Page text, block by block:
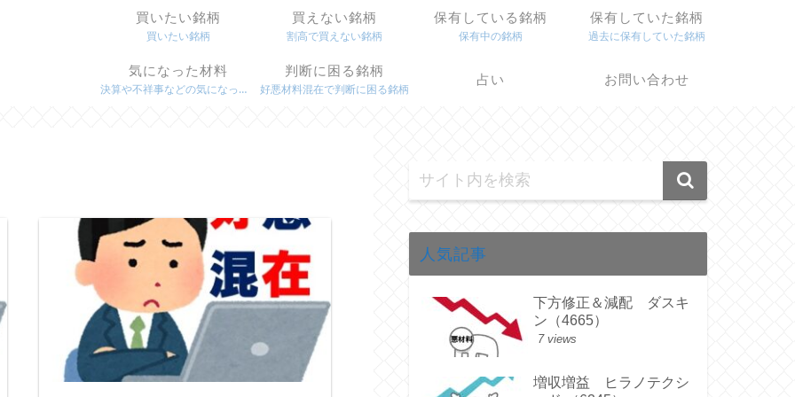
買いたい銘柄
買いたい銘柄
買えない銘柄
割高で買えない銘柄
保有している銘柄
保有中の銘柄
保有していた銘柄
過去に保有していた銘柄
気になった材料
決算や不祥事などの気になった材料
判断に困る銘柄
好悪材料混在で判断に困る銘柄
占い お問い合わせ
人気記事
下方修正＆減配 ダスキ
ン（4665）
7 views
増収増益 ヒラノテクシ